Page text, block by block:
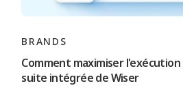
BRANDS
Comment maximiser l'exécution
suite intégrée de Wiser